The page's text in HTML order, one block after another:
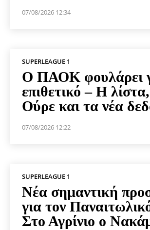
07/08/2026 12:34
SUPERLEAGUE 1
Ο ΠΑΟΚ φουλάρει
επιθετικό – Η
Ούρε και τα νέα
07/08/2026 12:22
SUPERLEAGUE 1
Νέα σημαντική
για τον
Στο Αγρίνιο ο